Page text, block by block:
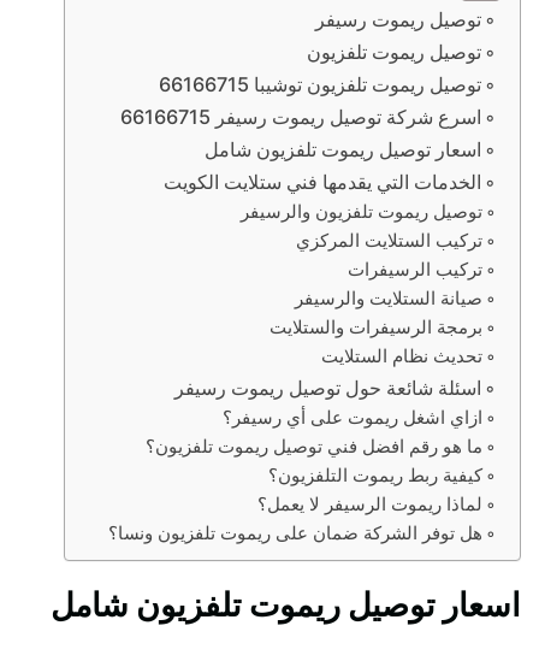
توصيل ريموت رسيفر
توصيل ريموت تلفزيون
توصيل ريموت تلفزيون توشيبا 66166715
اسرع شركة توصيل ريموت رسيفر 66166715
اسعار توصيل ريموت تلفزيون شامل
الخدمات التي يقدمها فني ستلايت الكويت
توصيل ريموت تلفزيون والرسيفر
تركيب الستلايت المركزي
تركيب الرسيفرات
صيانة الستلايت والرسيفر
برمجة الرسيفرات والستلايت
تحديث نظام الستلايت
اسئلة شائعة حول توصيل ريموت رسيفر
ازاي اشغل ريموت على أي رسيفر؟
ما هو رقم افضل فني توصيل ريموت تلفزيون؟
كيفية ربط ريموت التلفزيون؟
لماذا ريموت الرسيفر لا يعمل؟
هل توفر الشركة ضمان على ريموت تلفزيون ونسا؟
اسعار توصيل ريموت تلفزيون شامل